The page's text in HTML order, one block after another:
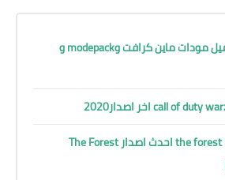
افضل موقع لتحميل مودات ماين كرافت وmodepack و
تحميل لعبه the forest 1.12 احدث اصدار The Forest